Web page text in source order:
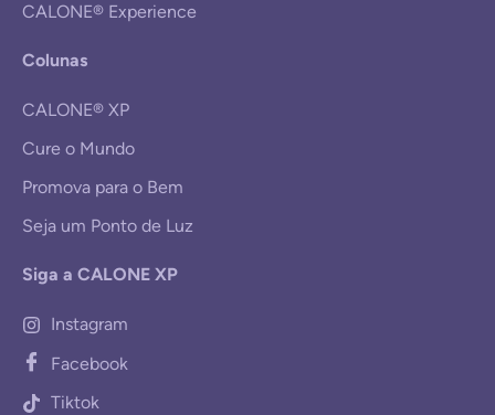
CALONE® Experience
Colunas
CALONE® XP
Cure o Mundo
Promova para o Bem
Seja um Ponto de Luz
Siga a CALONE XP
Instagram
Facebook
Tiktok